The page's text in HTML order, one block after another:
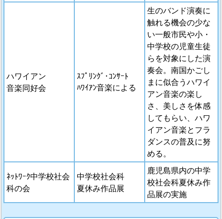
ハワイアン
音楽同好会
ｽﾌﾟﾘﾝｸﾞ･ｺﾝｻｰﾄ
ﾊﾜｲｱﾝ音楽による
生のバンド演奏に
触れる機会の少な
い一般市民や小・
中学校の児童生徒
らを対象にした演
奏会。南国かごし
まに似合うハワイ
アン音楽の楽し
さ、美しさを体感
してもらい、ハワ
イアン音楽とフラ
ダンスの普及に努
める。
ﾈｯﾄﾜｰｸ中学校社会
科の会
中学校社会科
夏休み作品展
鹿児島県内の中学
校社会科夏休み作
品展の実施